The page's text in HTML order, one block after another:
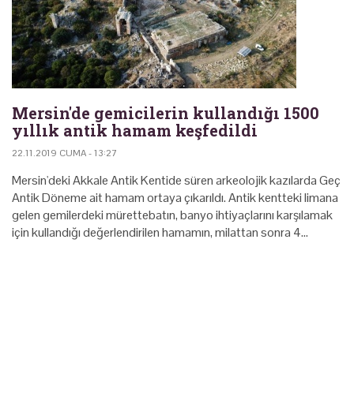
Mersin'de gemicilerin kullandığı 1500
yıllık antik hamam keşfedildi
22.11.2019 CUMA - 13:27
Mersin'deki Akkale Antik Kentide süren arkeolojik kazılarda Geç
Antik Döneme ait hamam ortaya çıkarıldı. Antik kentteki limana
gelen gemilerdeki mürettebatın, banyo ihtiyaçlarını karşılamak
için kullandığı değerlendirilen hamamın, milattan sonra 4…